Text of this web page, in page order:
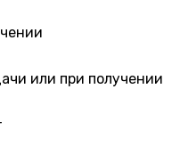
или при получении